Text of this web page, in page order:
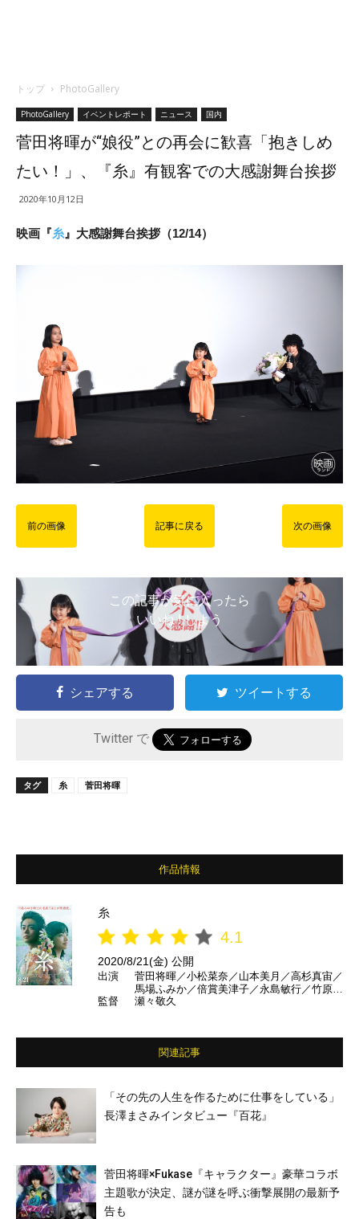
トップ PhotoGallery
PhotoGallery イベントレポート ニュース 国内
菅田将暉が“娘役”との再会に歓喜「抱きしめ
たい！」、『糸』有観客での大感謝舞台挨拶
2020年10月12日
映画『糸 』大感謝舞台挨拶（12/14）
前の画像 記事に戻る 次の画像
この記事が気に入ったら
いいね ! しよう
シェアする ツイートする
Twitter で
タグ 糸 菅田将暉
作品情報
糸
4.1
2020/8/21(金) 公開
出演
菅田将暉／小松菜奈／山本美月／高杉真宙／
馬場ふみか／倍賞美津子／永島敏行／竹原ピ
ストル／二階堂ふみ／松重豊／田中美佐子／
監督 瀬々敬久
関連記事
「その先の人生を作るために仕事をしている」
長澤まさみインタビュー『百花』
菅田将暉×Fukase『キャラクター』豪華コラボ
主題歌が決定、謎が謎を呼ぶ衝撃展開の最新予
告も